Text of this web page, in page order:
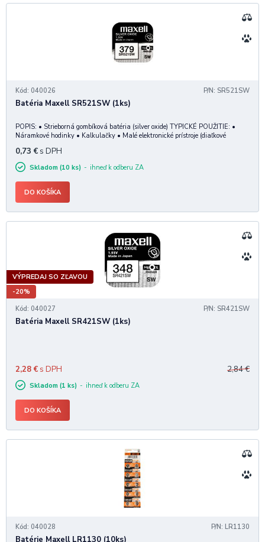
Kód: 040026 P/N: SR521SW
Batéria Maxell SR521SW (1ks)
POPIS: • Strieborná gombíková batéria (silver oxide) TYPICKÉ POUŽITIE: •
Náramkové hodinky • Kalkulačky • Malé elektronické prístroje (diaľkové
0,73 € s DPH
Skladom (10 ks) ihneď k odberu ZA
DO KOŠÍKA
VÝPREDAJ SO ZĽAVOU
-20%
Kód: 040027
P/N: SR421SW
Batéria Maxell SR421SW (1ks)
2,28 € s DPH 2,84€
Skladom (1 ks) ihneď k odberu ZA
DO KOŠÍKA
Kód: 040028 P/N: LR1130
Batérie Maxell LR1130 (10ks)